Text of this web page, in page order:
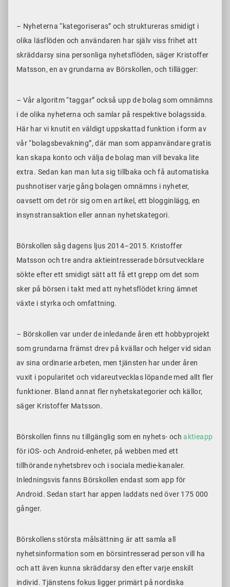
– Nyheterna “kategoriseras” och struktureras smidigt i
olika läsflöden och användaren har själv viss frihet att
skräddarsy sina personliga nyhetsflöden, säger Kristoffer
Matsson, en av grundarna av Börskollen, och tillägger:
– Vår algoritm “taggar” också upp de bolag som omnämns
i de olika nyheterna och samlar på respektive bolagssida.
Här har vi knutit en väldigt uppskattad funktion i form av
vår “bolagsbevakning”, där man som appanvändare gratis
kan skapa konto och välja de bolag man vill bevaka lite
extra. Sedan kan man luta sig tillbaka och få automatiska
pushnotiser varje gång bolagen omnämns i nyheter,
oavsett om det rör sig om en artikel, ett blogginlägg, en
insynstransaktion eller annan nyhetskategori.
Börskollen såg dagens ljus 2014–2015. Kristoffer
Matsson och tre andra aktieintresserade börsutvecklare
sökte efter ett smidigt sätt att få ett grepp om det som
sker på börsen i takt med att nyhetsflödet kring ämnet
växte i styrka och omfattning.
– Börskollen var under de inledande åren ett hobbyprojekt
som grundarna främst drev på kvällar och helger vid sidan
av sina ordinarie arbeten, men tjänsten har under åren
vuxit i popularitet och vidareutvecklas löpande med allt fler
funktioner. Bland annat fler nyhetskategorier och källor,
säger Kristoffer Matsson.
Börskollen finns nu tillgänglig som en nyhets- ochaktieapp
för iOS- och Android-enheter, på webben med ett
tillhörande nyhetsbrev och i sociala medie-kanaler.
Inledningsvis fanns Börskollen endast som app för
Android. Sedan start har appen laddats ned över 175 000
gånger.
Börskollens största målsättning är att samla all
nyhetsinformation som en börsintresserad person vill ha
och att även kunna skräddarsy den efter varje enskilt
individ. Tjänstens fokus ligger primärt på nordiska